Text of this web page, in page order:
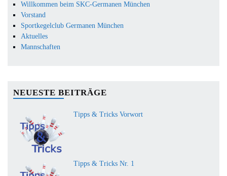
Willkommen beim SKC-Germanen München
Vorstand
Sportkegelclub Germanen München
Aktuelles
Mannschaften
NEUESTE BEITRÄGE
Tipps & Tricks Vorwort
Tipps & Tricks Nr. 1